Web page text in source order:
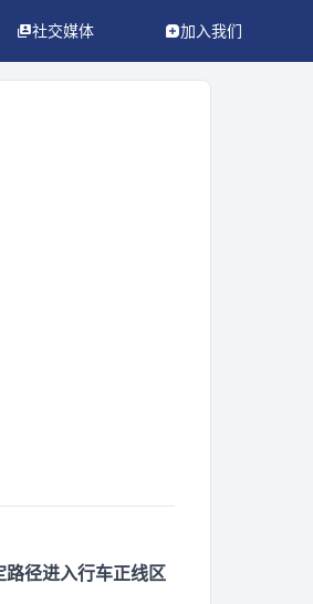
社交媒体 加入我们
径进入行车正线区